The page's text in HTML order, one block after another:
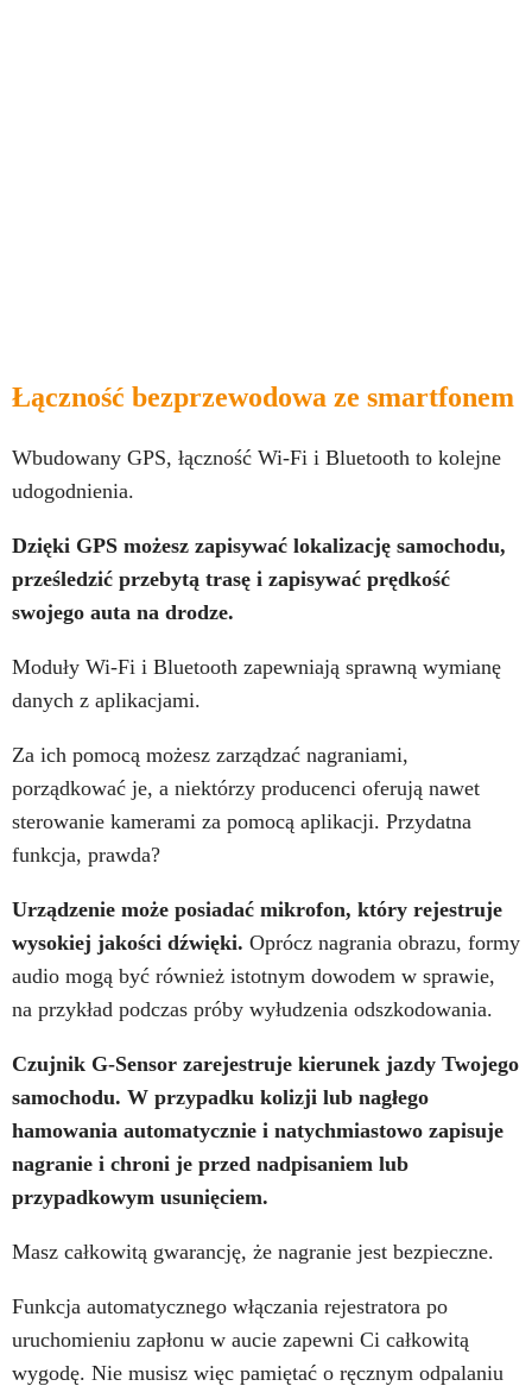
Łączność bezprzewodowa ze smartfonem
Wbudowany GPS, łączność Wi-Fi i Bluetooth to kolejne
udogodnienia.
Dzięki GPS możesz zapisywać lokalizację samochodu,
prześledzić przebytą trasę i zapisywać prędkość
swojego auta na drodze.
Moduły Wi-Fi i Bluetooth zapewniają sprawną wymianę
danych z aplikacjami.
Za ich pomocą możesz zarządzać nagraniami,
porządkować je, a niektórzy producenci oferują nawet
sterowanie kamerami za pomocą aplikacji. Przydatna
funkcja, prawda?
Urządzenie może posiadać mikrofon, który rejestruje
wysokiej jakości dźwięki. Oprócz nagrania obrazu, formy
audio mogą być również istotnym dowodem w sprawie,
na przykład podczas próby wyłudzenia odszkodowania.
Czujnik G-Sensor zarejestruje kierunek jazdy Twojego
samochodu. W przypadku kolizji lub nagłego
hamowania automatycznie i natychmiastowo zapisuje
nagranie i chroni je przed nadpisaniem lub
przypadkowym usunięciem.
Masz całkowitą gwarancję, że nagranie jest bezpieczne.
Funkcja automatycznego włączania rejestratora po
uruchomieniu zapłonu w aucie zapewni Ci całkowitą
wygodę. Nie musisz więc pamiętać o ręcznym odpalaniu